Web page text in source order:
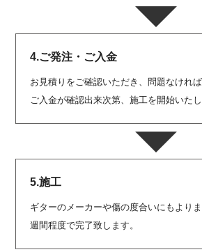
4.ご発注・ご入金
お見積りをご確認いただき、問題なければ
ご入金が確認出来次第、施工を開始いたし
5.施工
ギターのメーカーや傷の度合いにもより
週間程度で完了致します。